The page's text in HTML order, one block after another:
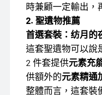
時兼顧一定輸出，
2. 聖遺物推薦
首選套裝：纺月的
這套聖遺物可以說
2 件套提供元素充
供額外的元素精通
整體而言，這套裝